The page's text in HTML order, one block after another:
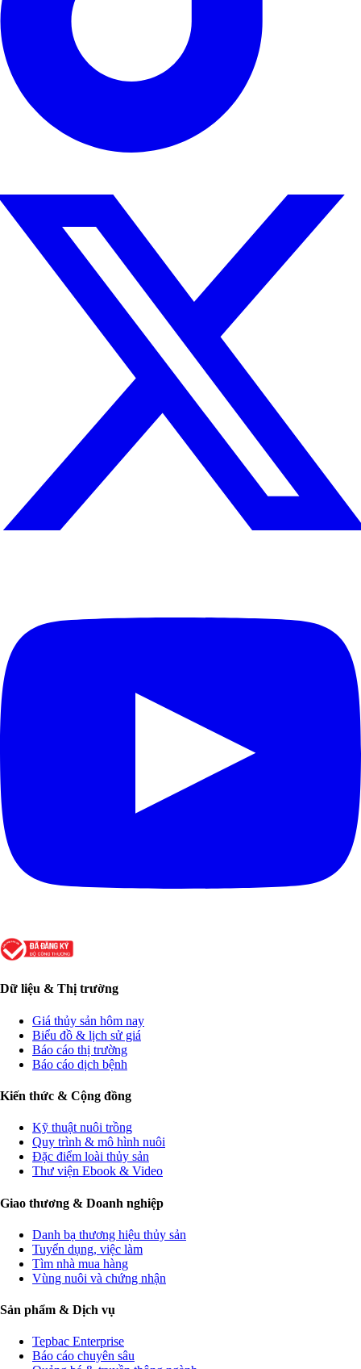
Dữ liệu & Thị trường
Giá thủy sản hôm nay
Biểu đồ & lịch sử giá
Báo cáo thị trường
Báo cáo dịch bệnh
Kiến thức & Cộng đồng
Kỹ thuật nuôi trồng
Quy trình & mô hình nuôi
Đặc điểm loài thủy sản
Thư viện Ebook & Video
Giao thương & Doanh nghiệp
Danh bạ thương hiệu thủy sản
Tuyển dụng, việc làm
Tìm nhà mua hàng
Vùng nuôi và chứng nhận
Sản phẩm & Dịch vụ
Tepbac Enterprise
Báo cáo chuyên sâu